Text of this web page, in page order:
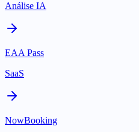
Análise IA
EAA Pass
SaaS
NowBooking